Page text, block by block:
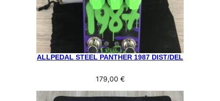
ALLPEDAL STEEL PANTHER 1987 DIST/DEL
179,00 €